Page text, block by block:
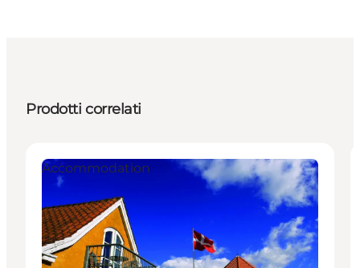
Prodotti correlati
Accommodation